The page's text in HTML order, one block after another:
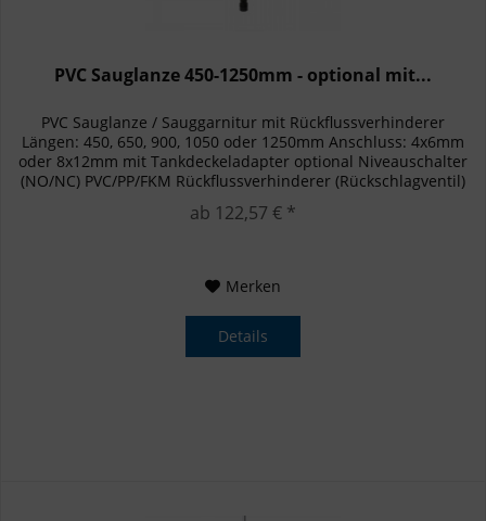
PVC Sauglanze 450-1250mm - optional mit...
PVC Sauglanze / Sauggarnitur mit Rückflussverhinderer
Längen: 450, 650, 900, 1050 oder 1250mm Anschluss: 4x6mm
oder 8x12mm mit Tankdeckeladapter optional Niveauschalter
(NO/NC) PVC/PP/FKM Rückflussverhinderer (Rückschlagventil)
ab 122,57 € *
Merken
Details